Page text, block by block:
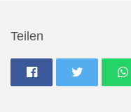
Teilen